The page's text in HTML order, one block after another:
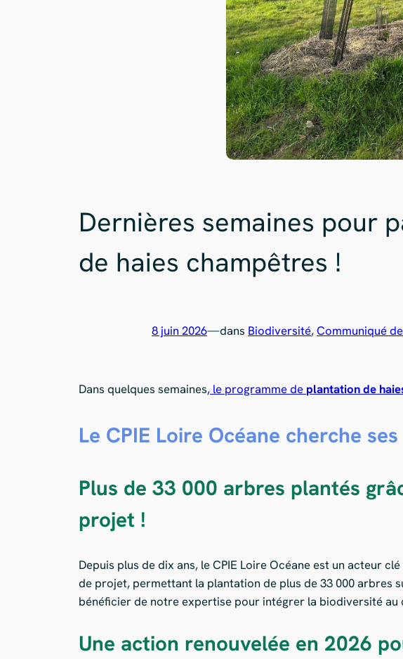
Dernières semaines pour
de haies champêtres !
8 juin 2026—dans Biodiversité, Communiqué
Dans quelques semaines, le programme de plantation de
Le CPIE Loire Océane cherche
Plus de 33 000 arbres plantés
projet !
Depuis plus de dix ans, le CPIE Loire Océane est un acteur
de projet, permettant la plantation de plus de 33 000 arbres
bénéficier de notre expertise pour intégrer la biodiversité
Une action renouvelée en 2026